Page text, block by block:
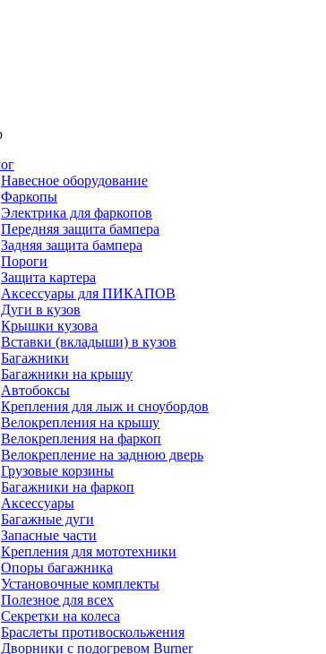
Навесное оборудование
Фаркопы
Электрика для фаркопов
Передняя защита бампера
Задняя защита бампера
Пороги
Защита картера
Аксессуары для ПИКАПОВ
Дуги в кузов
Крышки кузова
Вставки (вкладыши) в кузов
Багажники
Багажники на крышу
Автобоксы
Крепления для лыж и сноубордов
Велокрепления на крышу
Велокрепления на фаркоп
Велокрепление на заднюю дверь
Грузовые корзины
Багажники на фаркоп
Аксессуары
Багажные дуги
Запасные части
Крепления для мототехники
Опоры багажника
Установочные комплекты
Полезное для всех
Секретки на колеса
Браслеты противоскольжения
Дворники с подогревом Burner